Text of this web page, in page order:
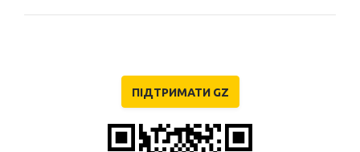
ПІДТРИМАТИ GZ